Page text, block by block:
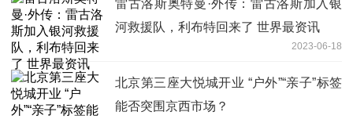
雷古洛斯奥特曼·外传：雷古洛斯加入银
河救援队，利布特回来了 世界最资讯
2023-06-18
北京第三座大悦城开业 “户外”“亲子”标签
能否突围京西市场？